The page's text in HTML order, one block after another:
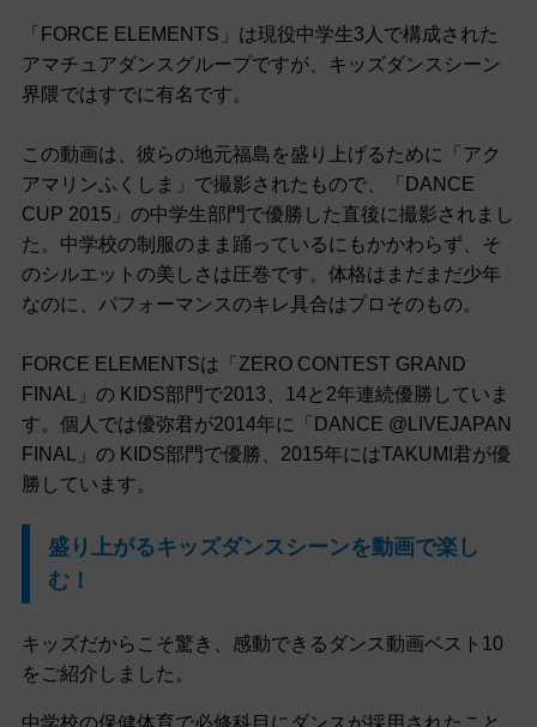
「FORCE ELEMENTS」は現役中学生3人で構成された
アマチュアダンスグループですが、キッズダンスシーン
界隈ではすでに有名です。
この動画は、彼らの地元福島を盛り上げるために「アク
アマリンふくしま」で撮影されたもので、「DANCE
CUP 2015」の中学生部門で優勝した直後に撮影されまし
た。中学校の制服のまま踊っているにもかかわらず、そ
のシルエットの美しさは圧巻です。体格はまだまだ少年
なのに、パフォーマンスのキレ具合はプロそのもの。
FORCE ELEMENTSは「ZERO CONTEST GRAND
FINAL」の KIDS部門で2013、14と2年連続優勝していま
す。個人では優弥君が2014年に「DANCE @LIVEJAPAN
FINAL」の KIDS部門で優勝、2015年にはTAKUMI君が優
勝しています。
盛り上がるキッズダンスシーンを動画で楽し
む！
キッズだからこそ驚き、感動できるダンス動画ベスト10
をご紹介しました。
中学校の保健体育で必修科目にダンスが採用されたこと